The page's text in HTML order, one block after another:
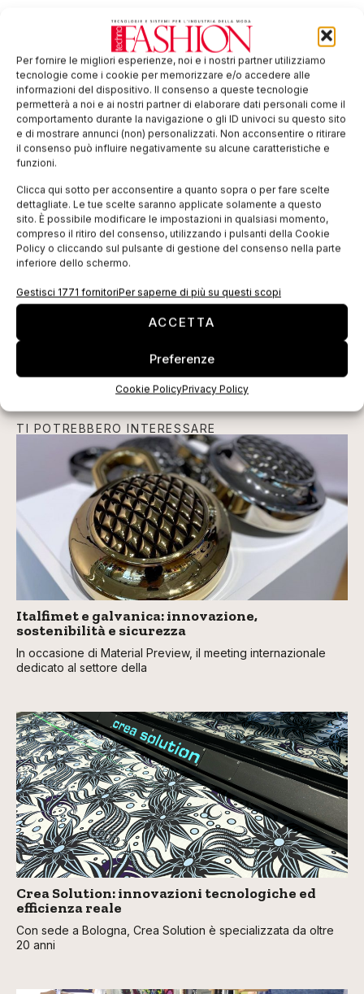
Per fornire le migliori esperienze, noi e i nostri partner utilizziamo
tecnologie come i cookie per memorizzare e/o accedere alle
informazioni del dispositivo. Il consenso a queste tecnologie
permetterà a noi e ai nostri partner di elaborare dati personali come il
comportamento durante la navigazione o gli ID univoci su questo sito
e di mostrare annunci (non) personalizzati. Non acconsentire o ritirare
il consenso può influire negativamente su alcune caratteristiche e
funzioni.
Clicca qui sotto per acconsentire a quanto sopra o per fare scelte
dettagliate. Le tue scelte saranno applicate solamente a questo
sito. È possibile modificare le impostazioni in qualsiasi momento,
compreso il ritiro del consenso, utilizzando i pulsanti della Cookie
Policy o cliccando sul pulsante di gestione del consenso nella parte
inferiore dello schermo.
Gestisci 1771 fornitoriPer saperne di più su questi scopi
ACCETTA
Preferenze
Cookie PolicyPrivacy Policy
abbigliamento assyst
body scanner
scansione size Italy tessile
EDICOLA WEB
TI POTREBBERO INTERESSARE
Italfimet e galvanica: innovazione,
sostenibilità e sicurezza
In occasione di Material Preview, il meeting internazionale
dedicato al settore della
Crea Solution: innovazioni tecnologiche ed
efficienza reale
Con sede a Bologna, Crea Solution è specializzata da oltre
20 anni